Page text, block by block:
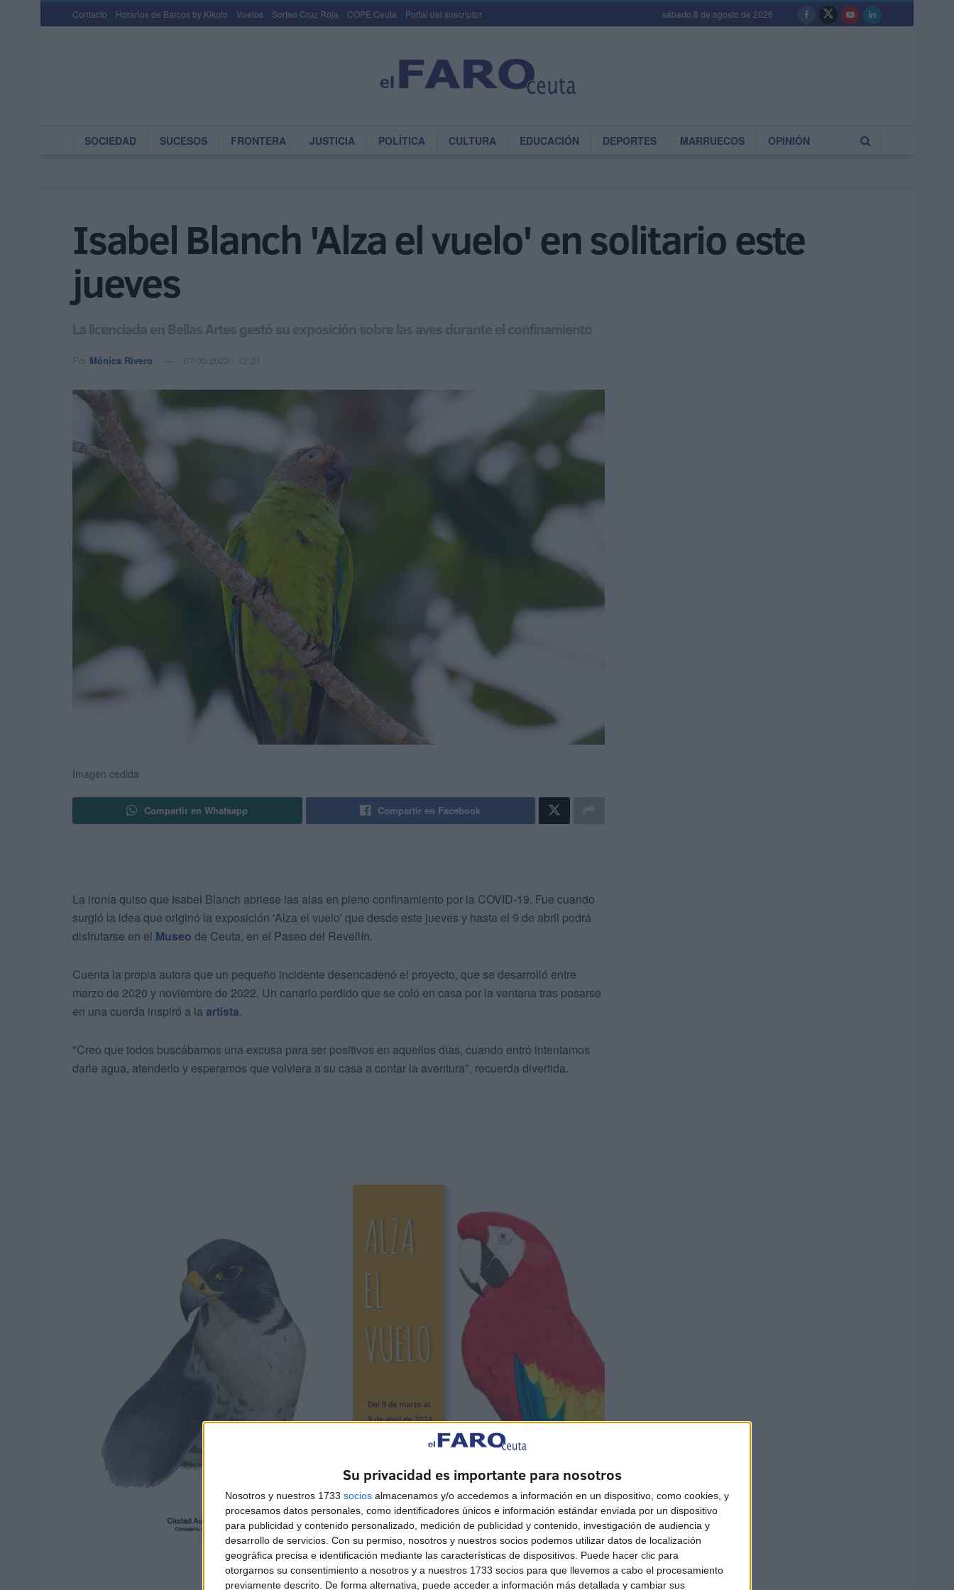
Su privacidad es importante para nosotros
Nosotros y nuestros 1733 socios almacenamos y/o accedemos a información en un dispositivo, como cookies, y
procesamos datos personales, como identificadores únicos e información estándar enviada por un dispositivo
para publicidad y contenido personalizado, medición de publicidad y contenido, investigación de audiencia y
desarrollo de servicios. Con su permiso, nosotros y nuestros socios podemos utilizar datos de localización
geográfica precisa e identificación mediante las características de dispositivos. Puede hacer clic para
otorgarnos su consentimiento a nosotros y a nuestros 1733 socios para que llevemos a cabo el procesamiento
previamente descrito. De forma alternativa, puede acceder a información más detallada y cambiar sus
Contacto Horarios de Barcos by Kikoto Vuelos Sorteo Cruz Roja COPE Ceuta Portal del suscriptor sábado 8 de agosto de 2026
SOCIEDAD SUCESOS FRONTERA JUSTICIA POLÍTICA CULTURA EDUCACIÓN DEPORTES MARRUECOS OPINIÓN
Isabel Blanch 'Alza el vuelo' en solitario este
jueves
La licenciada en Bellas Artes gestó su exposición sobre las aves durante el confinamiento
Por Mónica Rivero 07/03/2023 - 12:31
Imagen cedida
Compartir en Whatsapp Compartir en Facebook
La ironía quiso que Isabel Blanch abriese las alas en pleno confinamiento por la COVID-19. Fue cuando
surgió la idea que originó la exposición 'Alza el vuelo' que desde este jueves y hasta el 9 de abril podrá
disfrutarse en el Museo de Ceuta, en el Paseo del Revellín.
Cuenta la propia autora que un pequeño incidente desencadenó el proyecto, que se desarrolló entre
marzo de 2020 y noviembre de 2022. Un canario perdido que se coló en casa por la ventana tras posarse
en una cuerda inspiró a la artista.
"Creo que todos buscábamos una excusa para ser positivos en aquellos días, cuando entró intentamos
darle agua, atenderlo y esperamos que volviera a su casa a contar la aventura", recuerda divertida.